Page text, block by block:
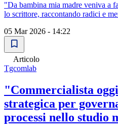
"Da bambina mia madre veniva a
lo scrittore, raccontando radici e
05 Mar 2026 - 14:22
Articolo
Tgcomlab
"Commercialista
strategica per
processi nello studio